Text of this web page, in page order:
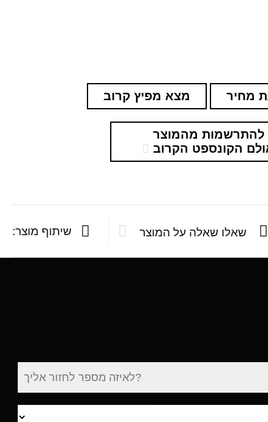
מחיר מצא מפיץ קרוב
להתרשמות מהמוצר
הקונספט הקרוב
שאלו שאלה על המוצר שיתוף מוצר: